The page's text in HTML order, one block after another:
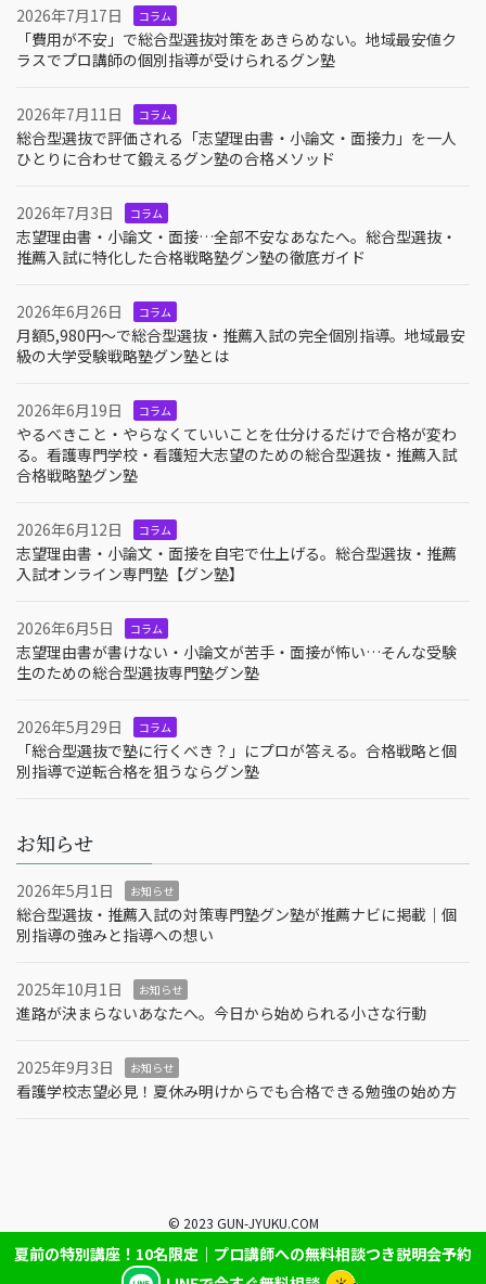
2026年7月17日 コラム
「費用が不安」で総合型選抜対策をあきらめない。地域最安値ク
ラスでプロ講師の個別指導が受けられるグン塾
2026年7月11日 コラム
総合型選抜で評価される「志望理由書・小論文・面接力」を一人
ひとりに合わせて鍛えるグン塾の合格メソッド
2026年7月3日 コラム
志望理由書・小論文・面接…全部不安なあなたへ。総合型選抜・
推薦入試に特化した合格戦略塾グン塾の徹底ガイド
2026年6月26日 コラム
月額5,980円〜で総合型選抜・推薦入試の完全個別指導。地域最安
級の大学受験戦略塾グン塾とは
2026年6月19日 コラム
やるべきこと・やらなくていいことを仕分けるだけで合格が変わ
る。看護専門学校・看護短大志望のための総合型選抜・推薦入試
合格戦略塾グン塾
2026年6月12日 コラム
志望理由書・小論文・面接を自宅で仕上げる。総合型選抜・推薦
入試オンライン専門塾【グン塾】
2026年6月5日 コラム
志望理由書が書けない・小論文が苦手・面接が怖い…そんな受験
生のための総合型選抜専門塾グン塾
2026年5月29日 コラム
「総合型選抜で塾に行くべき？」にプロが答える。合格戦略と個
別指導で逆転合格を狙うならグン塾
お知らせ
2026年5月1日 お知らせ
総合型選抜・推薦入試の対策専門塾グン塾が推薦ナビに掲載｜個
別指導の強みと指導への想い
2025年10月1日 お知らせ
進路が決まらないあなたへ。今日から始められる小さな行動
2025年9月3日 お知らせ
看護学校志望必見！夏休み明けからでも合格できる勉強の始め方
© 2023 GUN-JYUKU.COM
夏前の特別講座！10名限定｜プロ講師への無料相談つき説明会予約